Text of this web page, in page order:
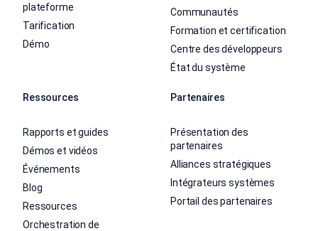
plateforme
Tarification
Démo
Communautés
Formation et certification
Centre des développeurs
État du système
Ressources
Rapports et guides
Démos et vidéos
Événements
Blog
Ressources
Orchestration de
Partenaires
Présentation des
partenaires
Alliances stratégiques
Intégrateurs systèmes
Portail des partenaires